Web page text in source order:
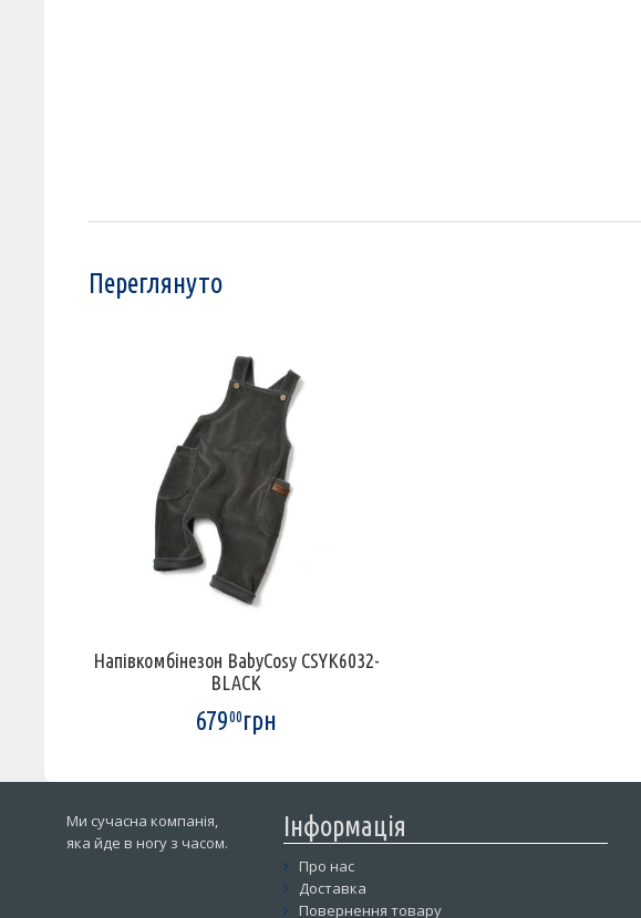
Переглянуто
Напівкомбінезон BabyCosy CSYK6032-
BLACK
67900грн
Ми сучасна компанія,
яка йде в ногу з часом.
Інформація
Про нас
Доставка
Повернення товару